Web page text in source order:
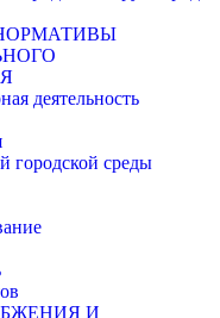
деятельность
городской среды
И